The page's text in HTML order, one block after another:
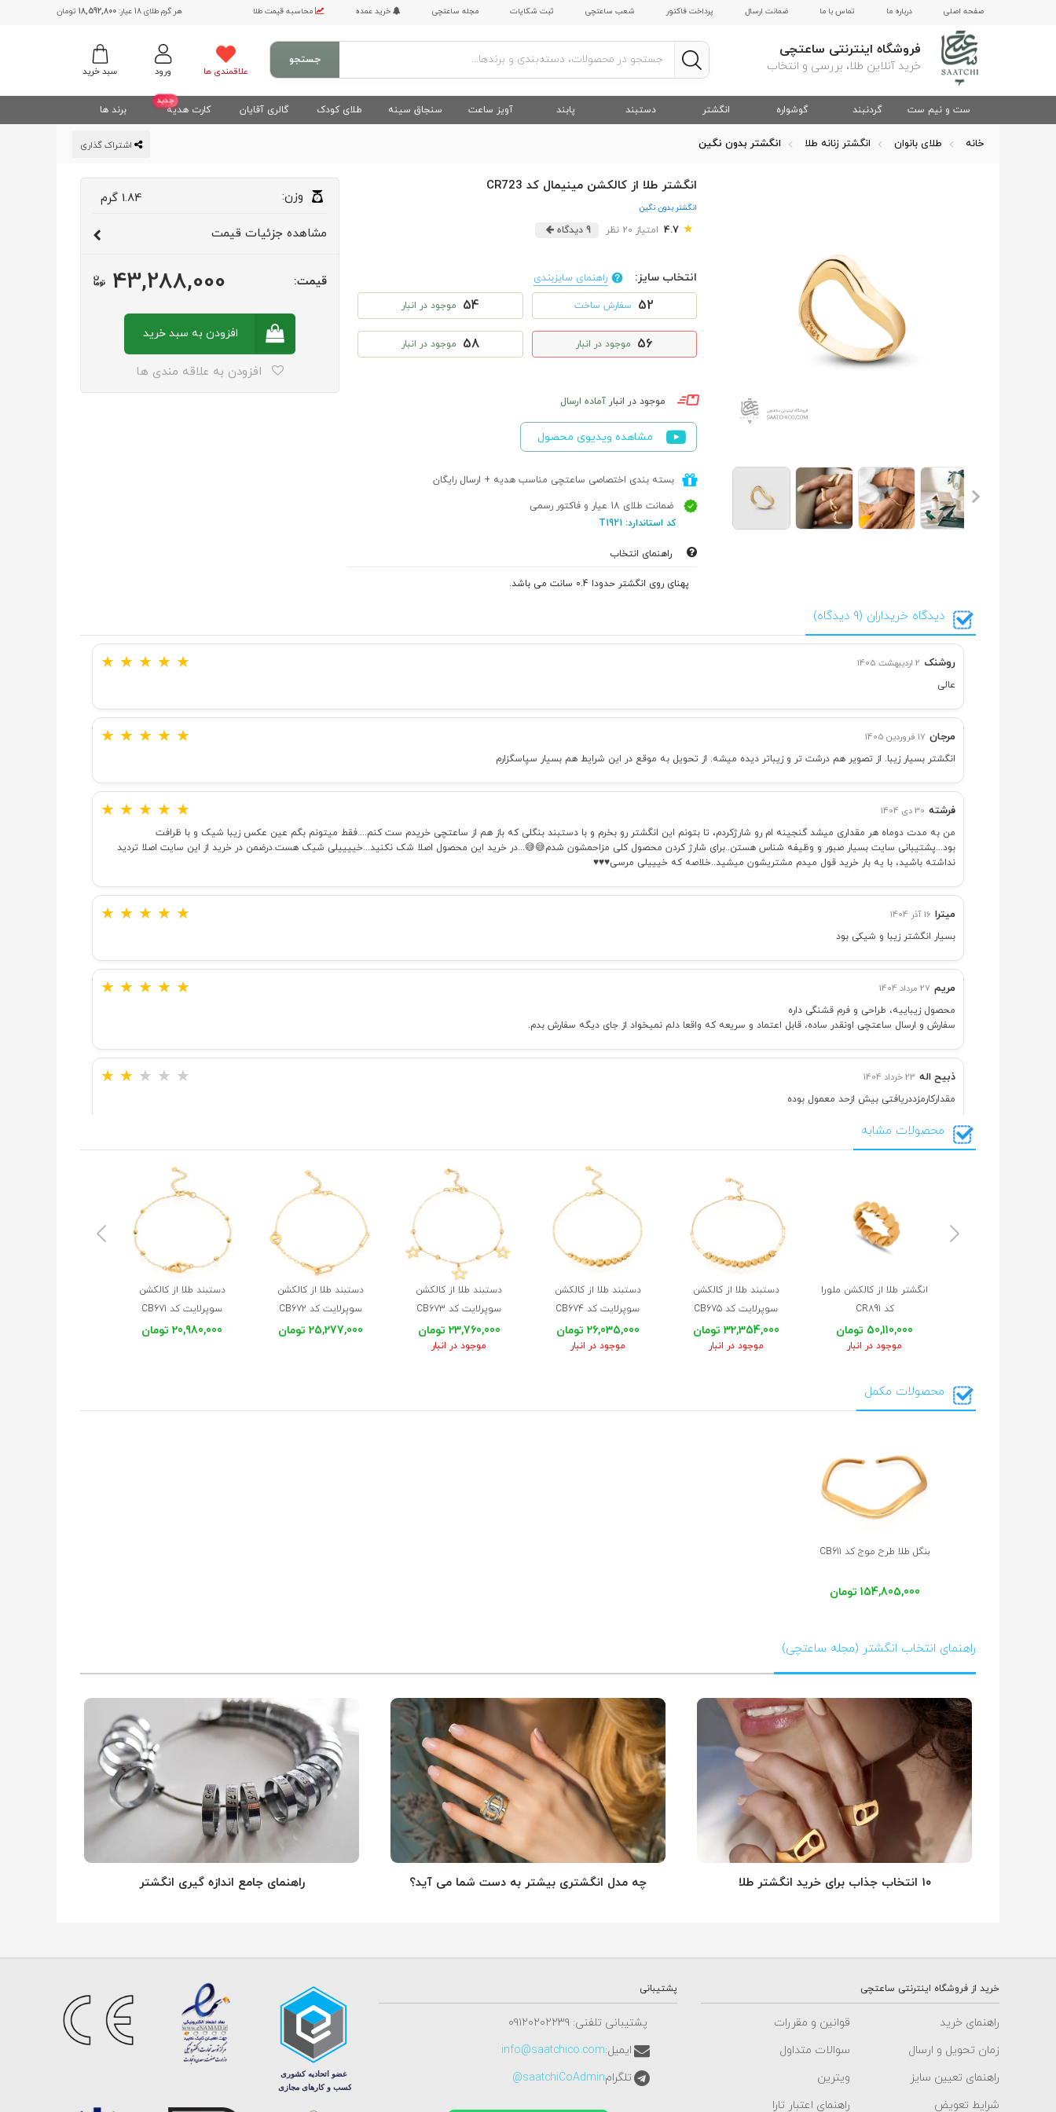
صفحه اصلی درباره ما تماس با ما ضمانت ارسال پرداخت فاکتور شعب ساعتچی ثبت شکایات مجله ساعتچی خرید عمده محاسبه قیمت طلا هر گرم طلای 18 عیار: 18,592,800 تومان
فروشگاه اینترنتی ساعتچی
خرید آنلاین طلا، بررسی و انتخاب سبد خرید ورود علاقمندی ها
جستجو
ست و نیم ست گردنبند گوشواره انگشتر دستبند پابند آویز ساعت سنجاق سینه طلای کودک گالری آقایان
جدید
کارت هدیه برند ها
خانه طلای بانوان انگشتر زنانه طلا انگشتر بدون نگین
انگشتر طلا از کالکشن مینیمال کد CR723
انگشتر بدون نگین
★
4.7 امتیاز 20 نظر 9 دیدگاه
انتخاب سایز: راهنمای سایزبندی
52 سفارش ساخت 54 موجود در انبار
56 موجود در انبار 58 موجود در انبار
موجود در انبار آماده ارسال
مشاهده ویدیوی محصول
بسته بندی اختصاصی ساعتچی مناسب هدیه + ارسال رایگان
ضمانت طلای 18 عیار و فاکتور رسمی
کد استاندارد: T1921
راهنمای انتخاب
پهنای روی انگشتر حدودا 0.4 سانت می باشد.
وزن: 1.84 گرم
مشاهده جزئیات قیمت
قیمت: 43,288,000
افزودن به سبدخرید
افزودن به علاقه مندی ها
دیدگاه خریداران (9 دیدگاه)
روشنک 2 اردیبهشت 1405 ★ ★ ★ ★ ★
عالی
مرجان 17 فروردین 1405 ★ ★ ★ ★ ★
انگشتر بسیار زیبا. از تصویر هم درشت تر و زیباتر دیده میشه. از تحویل به موقع در این شرایط هم بسیار سپاسگزارم
فرشته 30 دی 1404 ★ ★ ★ ★ ★
من به مدت دوماه هر مقداری میشد گنجینه ام رو شارژکردم، تا بتونم این انگشتر رو بخرم و با دستبند بنگلی که باز هم از ساعتچی خریدم ست کنم....فقط میتونم بگم عین عکس زیبا شیک و با ظرافت
بود...پشتیبانی سایت بسیار صبور و وظیفه شناس هستن..برای شارژ کردن محصول کلی مزاحمشون شدم😅😅...در خرید این محصول اصلا شک نکنید...خییییلی شیک هست.درضمن در خرید از این سایت اصلا تردید
نداشته باشید، با یه بار خرید قول میدم مشتریشون میشید..خلاصه که خیییلی مرسی♥️♥️♥️
میترا 16 آذر 1404 ★ ★ ★ ★ ★
بسیار انگشتر زیبا و شیکی بود
مریم 27 مرداد 1404 ★ ★ ★ ★ ★
محصول زیباییه، طراحی و فرم قشنگی داره
سفارش و ارسال ساعتچی اونقدر ساده، قابل اعتماد و سریعه که واقعا دلم نمیخواد از جای دیگه سفارش بدم.
ذبیح اله 23 خرداد 1404 ★ ★ ★ ★ ★
مقدارکارمزددریافتی بیش ازحد معمول بوده
مهتاب 11 خرداد 1404 ★ ★ ★ ★ ★
مهتاب ★ ★ ★
بسیار خاص و طراحی شیک ،سپاس از شما
★ ★ ★
محصولات مشابه
انگشتر طلا از کالکشن ملورا
کد CR891
50,110,000 تومان
موجود در انبار
دستبند طلا از کالکشن
سوپرلایت کد CB675
32,354,000 تومان
موجود در انبار
دستبند طلا از کالکشن
سوپرلایت کد CB674
26,035,000 تومان
موجود در انبار
دستبند طلا از کالکشن
سوپرلایت کد CB673
23,760,000 تومان
موجود در انبار
دستبند طلا از کالکشن
سوپرلایت کد CB672
25,277,000 تومان
دستبند طلا از کالکشن
سوپرلایت کد CB671
20,980,000 تومان
محصولات مکمل
بنگل طلا طرح موج کد CB611
154,805,000 تومان
راهنمای انتخاب انگشتر (مجله ساعتچی)
۱۰ انتخاب جذاب برای خرید انگشتر طلا چه مدل انگشتری بیشتر به دست شما می آید؟ راهنمای جامع اندازه گیری انگشتر
خرید از فروشگاه اینترنتی ساعتچی
راهنمای خرید
قوانین و مقررات
زمان تحویل و ارسال
سوالات متداول
راهنمای تعیین سایز
ویترین
شرایط تعویض
راهنمای اعتبار تارا
پشتیبانی
پشتیبانی تلفنی: ٠٩١٢٠٢٠٢٢٣٩
ایمیل:info@saatchico.com
تلگرامsaatchiCoAdmin@